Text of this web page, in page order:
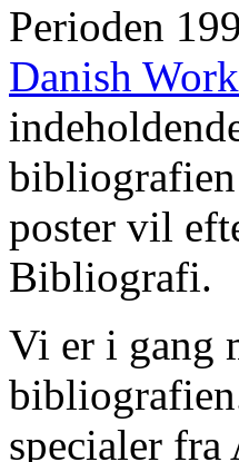
Perioden
Danish
bibliografien
poster vil
Bibliografi.
Vi er i gang
specialer fra